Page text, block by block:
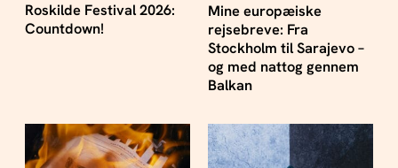
Roskilde Festival 2026:
Countdown!
Mine europæiske
rejsebreve: Fra
Stockholm til Sarajevo –
og med nattog gennem
Balkan